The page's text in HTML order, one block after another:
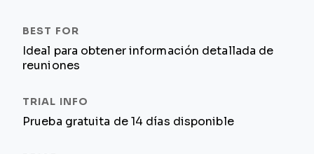
Ideal para obtener información detallada de
reuniones
Prueba gratuita de 14 días disponible